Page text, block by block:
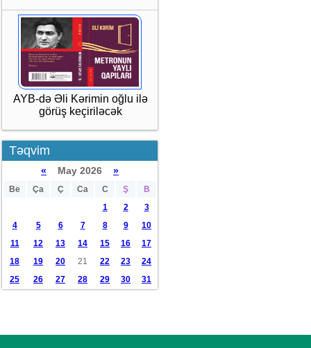
AYB-də Əli Kərimin oğlu ilə
görüş keçiriləcək
Təqvim
« May 2026 »
Be Ça Ç Ca C Ş
B
1
2
3
4
5 6 7 8 9
10
11
12 13 14 15 16
17
18
19 20 21 22 23
24
25
26 27 28 29 30 31